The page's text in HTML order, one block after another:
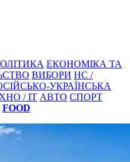
ЕКОНОМІКА ТА
ВИБОРИ НС /
УКРАЇНСЬКА
/ IT АВТО СПОРТ
FOOD